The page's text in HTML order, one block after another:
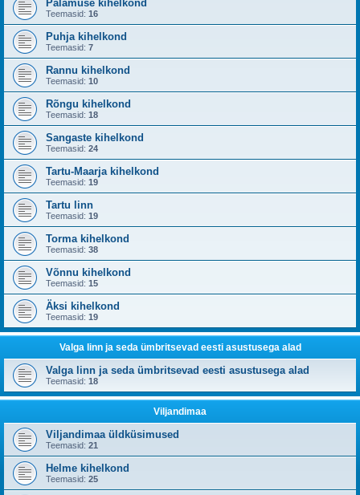
Palamuse kihelkond
Teemasid: 16
Puhja kihelkond
Teemasid: 7
Rannu kihelkond
Teemasid: 10
Rõngu kihelkond
Teemasid: 18
Sangaste kihelkond
Teemasid: 24
Tartu-Maarja kihelkond
Teemasid: 19
Tartu linn
Teemasid: 19
Torma kihelkond
Teemasid: 38
Võnnu kihelkond
Teemasid: 15
Äksi kihelkond
Teemasid: 19
Valga linn ja seda ümbritsevad eesti asustusega alad
Valga linn ja seda ümbritsevad eesti asustusega alad
Teemasid: 18
Viljandimaa
Viljandimaa üldküsimused
Teemasid: 21
Helme kihelkond
Teemasid: 25